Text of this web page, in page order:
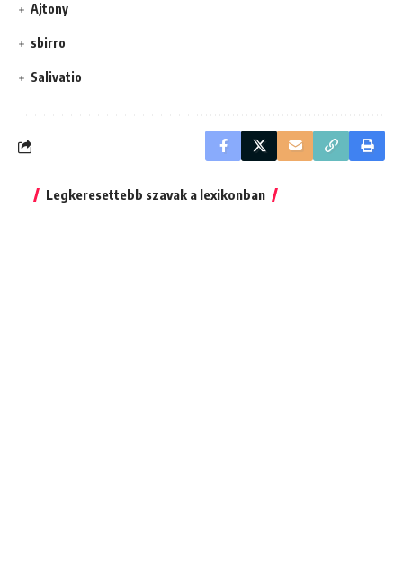
Ajtony
sbirro
Salivatio
Legkeresettebb szavak a lexikonban